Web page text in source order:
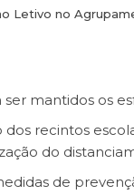
Letivo no
mantidos os
recintos
do
de